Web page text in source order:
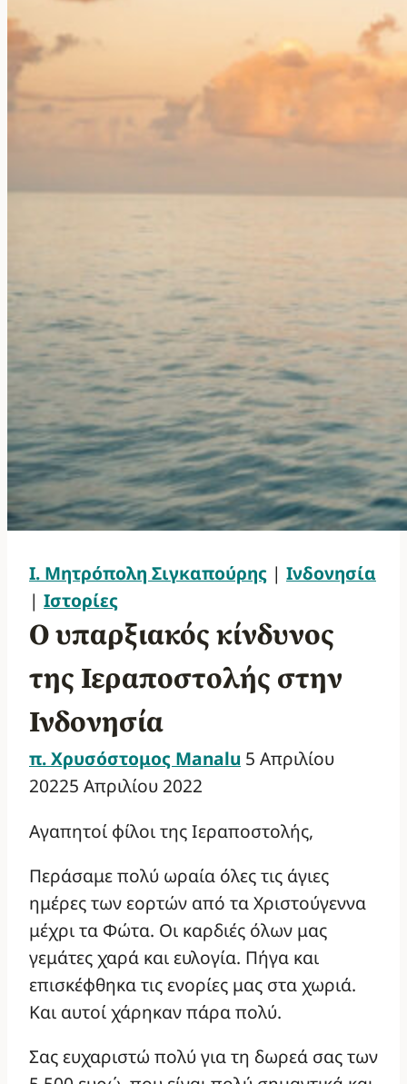
Ι. Μητρόπολη Σιγκαπούρης | Ινδονησία
| Ιστορίες
Ο υπαρξιακός κίνδυνος
της Ιεραποστολής στην
Ινδονησία
π. Χρυσόστομος Manalu 5 Απριλίου
20225 Απριλίου 2022
Αγαπητοί φίλοι της Ιεραποστολής,
Περάσαμε πολύ ωραία όλες τις άγιες
ημέρες των εορτών από τα Χριστούγεννα
μέχρι τα Φώτα. Οι καρδιές όλων μας
γεμάτες χαρά και ευλογία. Πήγα και
επισκέφθηκα τις ενορίες μας στα χωριά.
Και αυτοί χάρηκαν πάρα πολύ.
Σας ευχαριστώ πολύ για τη δωρεά σας των